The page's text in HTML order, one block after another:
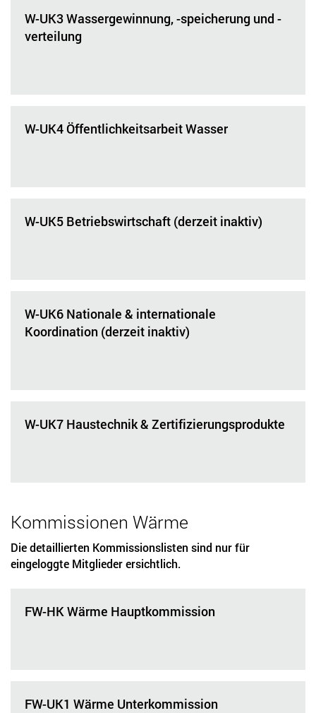
W-UK3 Wassergewinnung, -speicherung und -
verteilung
W-UK4 Öffentlichkeitsarbeit Wasser
W-UK5 Betriebswirtschaft (derzeit inaktiv)
W-UK6 Nationale & internationale
Koordination (derzeit inaktiv)
W-UK7 Haustechnik & Zertifizierungsprodukte
Kommissionen Wärme
Die detaillierten Kommissionslisten sind nur für
eingeloggte Mitglieder ersichtlich.
FW-HK Wärme Hauptkommission
FW-UK1 Wärme Unterkommission